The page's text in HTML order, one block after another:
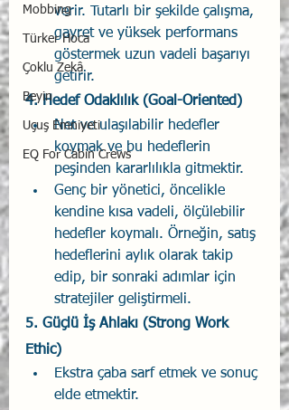
Mobbing
Türker Hoca
Çoklu Zekâ
Beyin
Uçuş Emniyeti
EQ For Cabin Crews
verir. Tutarlı bir şekilde çalışma,
gayret ve yüksek performans
göstermek uzun vadeli başarıyı
getirir.
4. Hedef Odaklılık (Goal-Oriented)
Net ve ulaşılabilir hedefler
koymak ve bu hedeflerin
peşinden kararlılıkla gitmektir.
Genç bir yönetici, öncelikle
kendine kısa vadeli, ölçülebilir
hedefler koymalı. Örneğin, satış
hedeflerini aylık olarak takip
edip, bir sonraki adımlar için
stratejiler geliştirmeli.
5. Güçlü İş Ahlakı (Strong Work
Ethic)
Ekstra çaba sarf etmek ve sonuç
elde etmektir.